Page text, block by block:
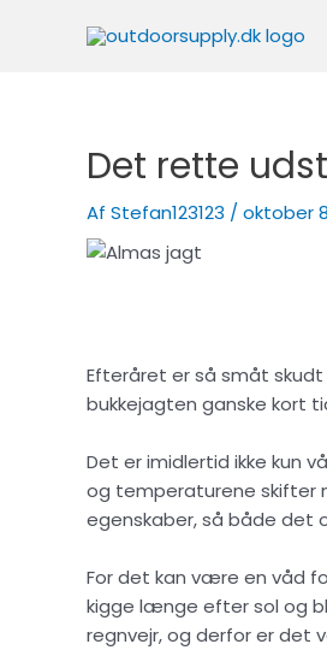
Det rette
Af Stefan123123 / oktober
Efteråret er så småt
bukkejagten ganske kort
Det er imidlertid ikke kun
og temperaturene skifter
egenskaber, så både det
For det kan være en våd
kigge længe efter sol og
regnvejr, og derfor er